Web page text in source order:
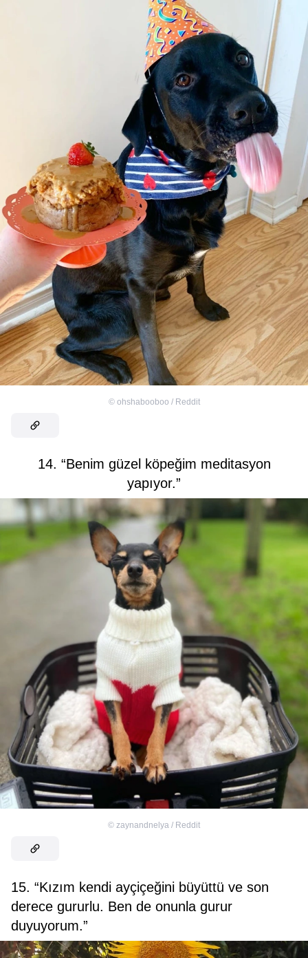
© ohshabooboo / Reddit
14. “Benim güzel köpeğim meditasyon
yapıyor.”
© zaynandnelya / Reddit
15. “Kızım kendi ayçiçeğini büyüttü ve son
derece gururlu. Ben de onunla gurur
duyuyorum.”